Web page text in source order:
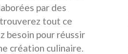
par des
tout ce
besoin pour réussir
création culinaire.